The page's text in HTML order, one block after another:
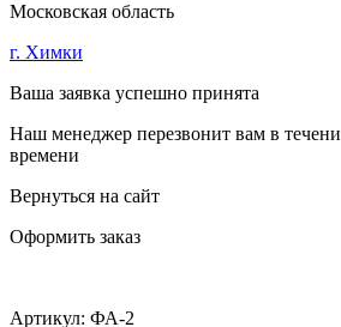
Московская область
г. Химки
Ваша заявка успешно принята
Наш менеджер перезвонит вам в
времени
Вернуться на сайт
Оформить заказ
Артикул: ФА-2